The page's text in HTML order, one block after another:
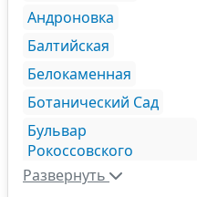
Андроновка
Балтийская
Белокаменная
Ботанический Сад
Бульвар
Рокоссовского
Развернуть